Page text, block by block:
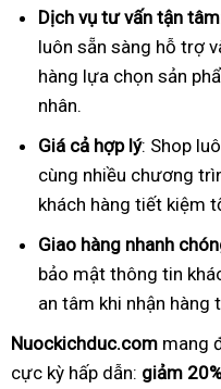
Dịch vụ tư vấn tận tâm
luôn sẵn sàng hỗ trợ
hàng lựa chọn sản
nhân.
Giá cả hợp lý: Shop
cùng nhiều chương
khách hàng tiết kiệm
Giao hàng nhanh
bảo mật thông tin
an tâm khi nhận hàng
Nuockichduc.com mang
cực kỳ hấp dẫn: giảm